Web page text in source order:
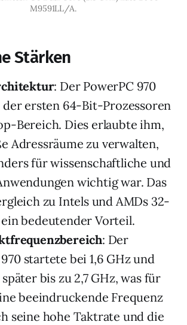
M9591LL/A.
Stärken
: Der PowerPC 970
ersten 64-Bit-Prozessoren
Bereich. Dies erlaubte ihm,
Adressräume zu verwalten,
für wissenschaftliche und
wichtig war. Das
zu Intels und AMDs 32-
bedeutender Vorteil.
: Der
startete bei 1,6 GHz und
bis zu 2,7 GHz, was für
beeindruckende Frequenz
seine hohe Taktrate und die